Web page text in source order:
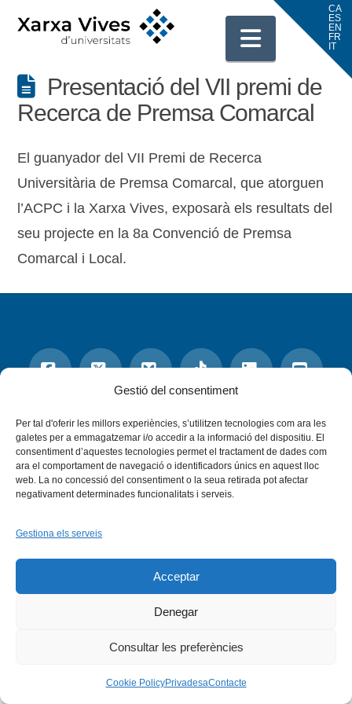
Gestió del consentiment
Per tal d'oferir les millors experiències, s’utilitzen tecnologies com ara les
galetes per a emmagatzemar i/o accedir a la informació del dispositiu. El
consentiment d’aquestes tecnologies permet el tractament de dades com
ara el comportament de navegació o identificadors únics en aquest lloc
web. La no concessió del consentiment o la seua retirada pot afectar
negativament determinades funcionalitats i serveis.
Gestiona els serveis
Acceptar
Denegar
Consultar les preferències
Cookie PolicyPrivadesaContacte
Presentació del VII premi de
Recerca de Premsa Comarcal
El guanyador del VII Premi de Recerca
Universitària de Premsa Comarcal, que atorguen
l’ACPC i la Xarxa Vives, exposarà els resultats del
seu projecte en la 8a Convenció de Premsa
Comarcal i Local.
Instagram
Flickr
INICI QUI SOM
PROGRAMES
DESENVOLUPAMENT SOSTENIBLE
TRANSPARÈNCIA
MAPA DEL WEB
AVÍS LEGAL PRIVADESA CONTACTE